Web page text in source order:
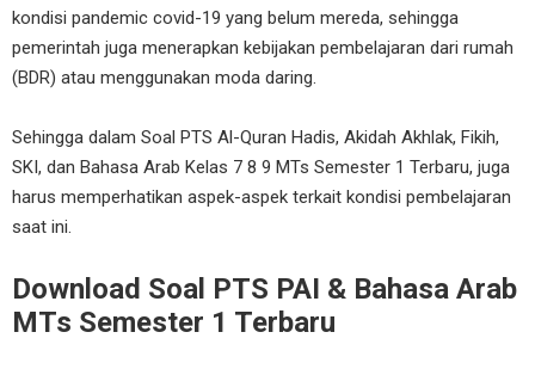
kondisi pandemic covid-19 yang belum mereda, sehingga
pemerintah juga menerapkan kebijakan pembelajaran dari rumah
(BDR) atau menggunakan moda daring.
Sehingga dalam Soal PTS Al-Quran Hadis, Akidah Akhlak, Fikih,
SKI, dan Bahasa Arab Kelas 7 8 9 MTs Semester 1 Terbaru, juga
harus memperhatikan aspek-aspek terkait kondisi pembelajaran
saat ini.
Download Soal PTS PAI & Bahasa Arab
MTs Semester 1 Terbaru